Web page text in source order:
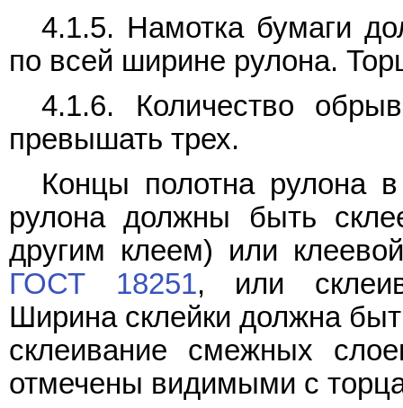
4.1.5. Намотка бумаги
по всей ширине рулона.
4.1.6. Количество
превышать трех.
Концы полотна рулона
рулона должны быть
другим клеем) или
ГОСТ 18251, или
Ширина склейки должна
склеивание смежных
отмечены видимыми с